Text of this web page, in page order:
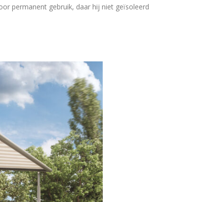
permanent gebruik, daar hij niet geïsoleerd